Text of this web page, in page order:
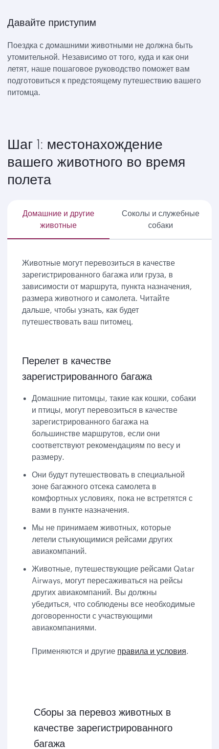
Давайте приступим
Поездка с домашними животными не должна быть
утомительной. Независимо от того, куда и как они
летят, наше пошаговое руководство поможет вам
подготовиться к предстоящему путешествию вашего
питомца.
Шаг 1: местонахождение
вашего животного во время
полета
Домашние и другие
животные
Соколы и служебные
собаки
Животные могут перевозиться в качестве
зарегистрированного багажа или груза, в
зависимости от маршрута, пункта назначения,
размера животного и самолета. Читайте
дальше, чтобы узнать, как будет
путешествовать ваш питомец.
Перелет в качестве
зарегистрированного багажа
Домашние питомцы, такие как кошки, собаки
и птицы, могут перевозиться в качестве
зарегистрированного багажа на
большинстве маршрутов, если они
соответствуют рекомендациям по весу и
размеру.
Они будут путешествовать в специальной
зоне багажного отсека самолета в
комфортных условиях, пока не встретятся с
вами в пункте назначения.
Мы не принимаем животных, которые
летели стыкующимися рейсами других
авиакомпаний.
Животные, путешествующие рейсами Qatar
Airways, могут пересаживаться на рейсы
других авиакомпаний. Вы должны
убедиться, что соблюдены все необходимые
договоренности с участвующими
авиакомпаниями.
Применяются и другие правила и условия.
Сборы за перевоз животных в
качестве зарегистрированного
багажа